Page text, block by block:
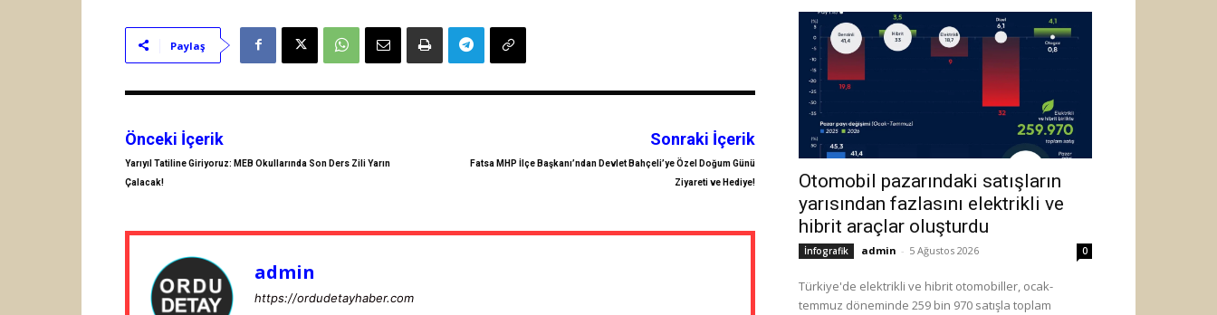
Paylaş
Önceki İçerik
Yarıyıl Tatiline Giriyoruz: MEB Okullarında Son Ders Zili Yarın
Çalacak!
Sonraki İçerik
Fatsa MHP İlçe Başkanı’ndan Devlet Bahçeli’ye Özel Doğum Günü
Ziyareti ve Hediye!
admin
https://ordudetayhaber.com
Otomobil pazarındaki satışların
yarısından fazlasını elektrikli ve
hibrit araçlar oluşturdu
İnfografik admin - 5 Ağustos 2026 0
Türkiye'de elektrikli ve hibrit otomobiller, ocak-
temmuz döneminde 259 bin 970 satışla toplam